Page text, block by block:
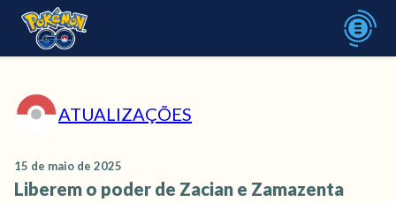
ATUALIZAÇÕES
15 de maio de 2025
Liberem o poder de Zacian e Zamazenta